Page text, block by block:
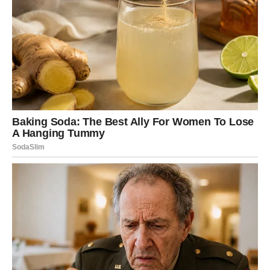
osjećaju sigurnost, jer ne osuđujete brzo i spremni ste
saslušati sve, čak i ono što drugi nisu u stanju reći.
Međutim, vaša želja da pomognete drugima može vas
dovesti do toga da zanemarite vlastite potrebe. U ljubavi ste
nježni, odani i duboki, a ono što tražite je partner koji
poštuje vaše emocije i iskrenost.
Ako ste odabraliženu broj 2, vi ste racionalna osoba koja
uvijek analizira prije nego što reaguje. Za vas je važan
pristupi
neko ko voli kontrolirati situaciju i izbjegava haos. Ljudi vas
organiziranog, te znate kako završiti
zadatke koje drugi odgađaju. Iako ste nevjerojatno odgovorni,
ponekad vaša emocionalna distanca može biti shvaćena kao
hladnoća. U ljubavi, lojalnost, iskrenost izajednička vizija
budućnostiključni su za vas, jer želite stabilan i predvidljiv
odnos.